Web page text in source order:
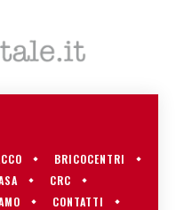
BRICOCENTRI
CRC
CONTATTI